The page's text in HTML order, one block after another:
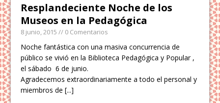
Resplandeciente Noche de los
Museos en la Pedagógica
8 junio, 2015 // 0 Comentarios
Noche fantástica con una masiva concurrencia de
público se vivió en la Biblioteca Pedagógica y Popular ,
el sábado 6 de junio.
Agradecemos extraordinariamente a todo el personal y
miembros de[...]